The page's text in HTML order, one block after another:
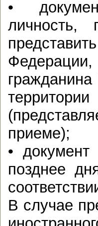
•
личность,
приеме);
• документ
позднее
В случае